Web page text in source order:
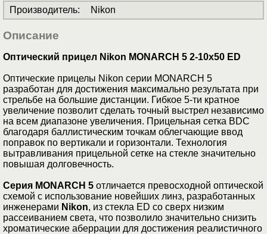
Производитель: Nikon
Описание
Оптический прицел Nikon MONARCH 5 2-10x50 ED
Оптические прицелы Nikon серии MONARCH 5
разработан для достижения максимально результата при
стрельбе на большие дистанции. Гибкое 5-ти кратное
увеличение позволит сделать точный выстрел независимо
на всем диапазоне увеличения. Прицельная сетка BDC
благодаря баллистическим точкам облегчающие ввод
поправок по вертикали и горизонтали. Технология
вытравливания прицельной сетке на стекле значительно
повышая долговечность.
Серия MONARCH 5 отличается превосходной оптической
схемой с использование новейших линз, разработанных
инженерами Nikon, из стекла ED со сверх низким
рассеиванием света, что позволило значительно снизить
хроматические аберрации для достижения реалистичного